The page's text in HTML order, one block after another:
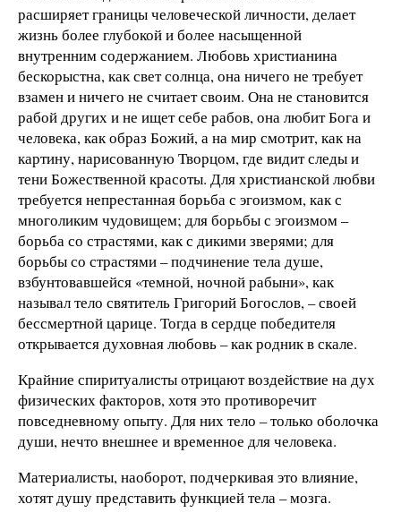
расширяет границы человеческой личности, делает
жизнь более глубокой и более насыщенной
внутренним содержанием. Любовь христианина
бескорыстна, как свет солнца, она ничего не требует
взамен и ничего не считает своим. Она не становится
рабой других и не ищет себе рабов, она любит Бога и
человека, как образ Божий, а на мир смотрит, как на
картину, нарисованную Творцом, где видит следы и
тени Божественной красоты. Для христианской любви
требуется непрестанная борьба с эгоизмом, как с
многоликим чудовищем; для борьбы с эгоизмом –
борьба со страстями, как с дикими зверями; для
борьбы со страстями – подчинение тела душе,
взбунтовавшейся «темной, ночной рабыни», как
называл тело святитель Григорий Богослов, – своей
бессмертной царице. Тогда в сердце победителя
открывается духовная любовь – как родник в скале.
Крайние спиритуалисты отрицают воздействие на дух
физических факторов, хотя это противоречит
повседневному опыту. Для них тело – только оболочка
души, нечто внешнее и временное для человека.
Материалисты, наоборот, подчеркивая это влияние,
хотят душу представить функцией тела – мозга.